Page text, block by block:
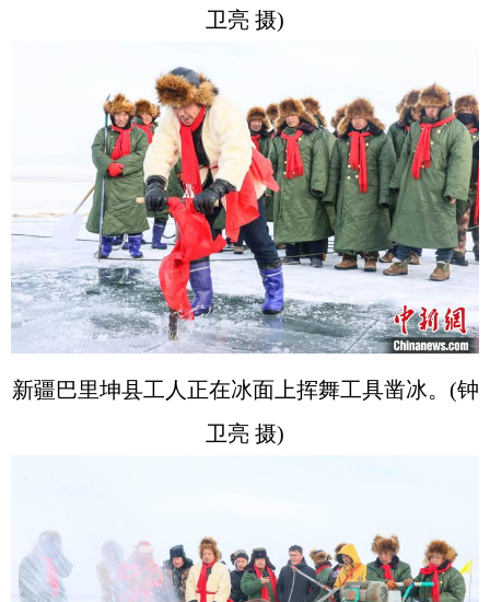
卫亮 摄)
新疆巴里坤县工人正在冰面上挥舞工具凿冰。(钟
卫亮 摄)